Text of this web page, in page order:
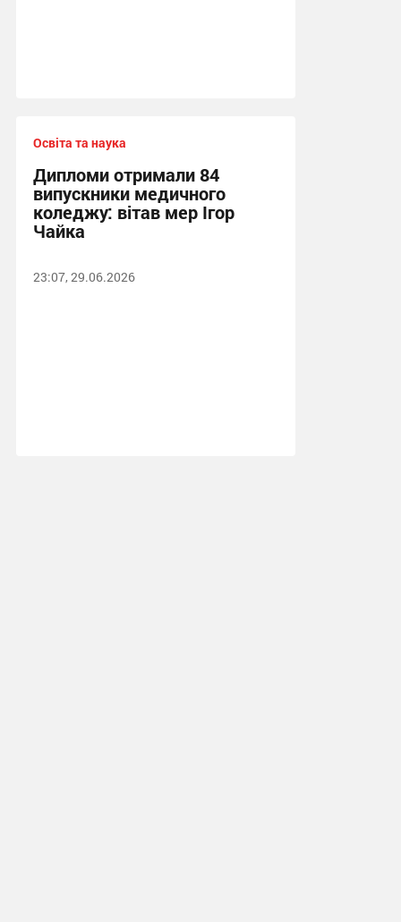
Освіта та наука
Дипломи отримали 84
випускники медичного
коледжу: вітав мер Ігор
Чайка
23:07, 29.06.2026